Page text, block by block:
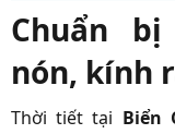
Chuẩn
nón, kính
Thời tiết tại Biển